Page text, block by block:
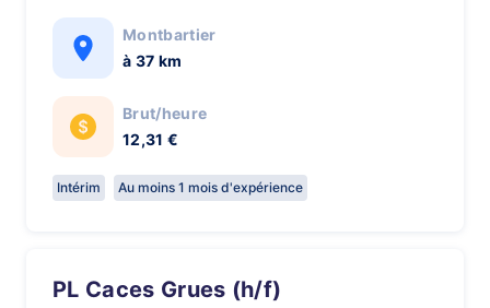
Montbartier
à 37 km
Brut/heure
12,31 €
Intérim Au moins 1 mois d'expérience
PL Caces Grues (h/f)